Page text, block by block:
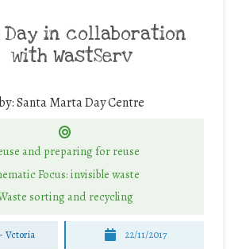
Day in collaboration
with WastServ
by:Santa Marta Day Centre
and preparing for reuse
Focus: invisible waste
sorting and recycling
-Vctoria 22/11/2017